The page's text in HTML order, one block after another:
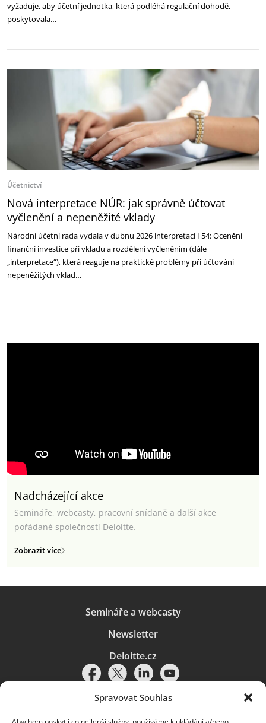
Spravovat Souhlas
vyžaduje, aby účetní jednotka, která podléhá regulační dohodě,
poskytovala…
Účetnictví
Nová interpretace NÚR: jak správně účtovat
vyčlenění a nepeněžité vklady
Národní účetní rada vydala v dubnu 2026 interpretaci I 54: Ocenění
finanční investice při vkladu a rozdělení vyčleněním (dále
„interpretace“), která reaguje na praktické problémy při účtování
nepeněžitých vklad…
Nadcházející akce
Semináře, webcasty, pracovní snídaně a další akce
pořádané společností Deloitte.
Zobrazit více
Semináře a webcasty
Newsletter
Deloitte.cz